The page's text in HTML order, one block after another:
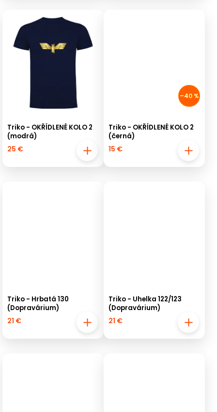
Triko - OKŘÍDLENÉ KOLO 2
(modrá)
25 €
–40 %
Triko - OKŘÍDLENÉ KOLO 2
(černá)
15 €
Triko - Hrbatá 130
(Dopravárium)
21 €
Triko - Uhelka 122/123
(Dopravárium)
21 €